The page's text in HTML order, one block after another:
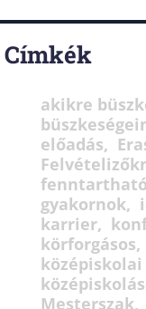
Címkék
akikre
előadás
gyakornok
karrier
körforgásos
Mesterszak